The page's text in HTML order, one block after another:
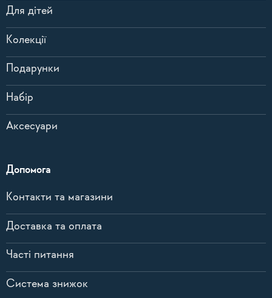
Для дітей
Колекції
Подарунки
Набір
Аксесуари
Допомога
Контакти та магазини
Доставка та оплата
Часті питання
Система знижок